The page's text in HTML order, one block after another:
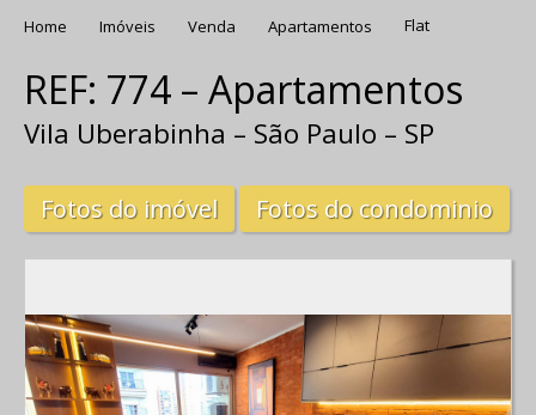
Home Imóveis Venda Apartamentos Flat
REF: 774 – Apartamentos
Vila Uberabinha – São Paulo – SP
Fotos do imóvel Fotos do condominio